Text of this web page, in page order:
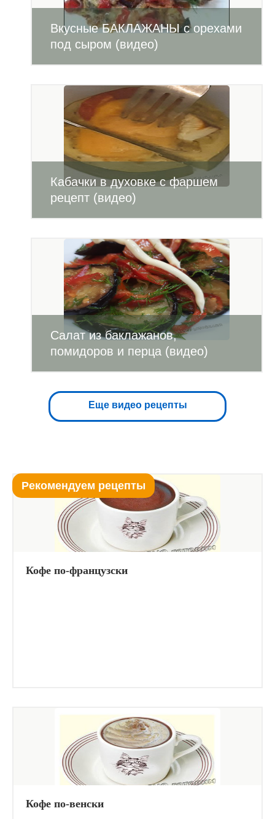
Вкусные БАКЛАЖАНЫ с орехами
под сыром (видео)
Кабачки в духовке с фаршем
рецепт (видео)
Салат из баклажанов,
помидоров и перца (видео)
Еще видео рецепты
Рекомендуем рецепты
Кофе по-французски
Кофе по-венски